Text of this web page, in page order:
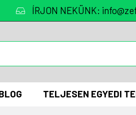
ÍRJON NEKÜNK:
TELJESEN EGYEDI